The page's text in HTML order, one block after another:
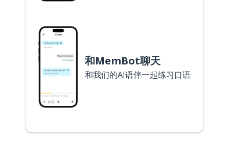
和MemBot聊天
和我们的AI语伴一起练习口语